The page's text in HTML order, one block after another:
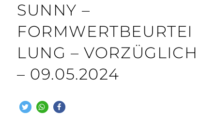
SUNNY –
FORMWERTBEURTEI
LUNG – VORZÜGLICH
– 09.05.2024